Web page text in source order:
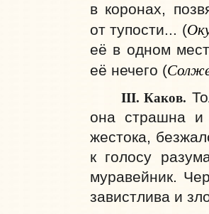
в коронах,
от тупости... (
её в одном
её нечего (
III. Каков.
она страшна и
жестока,
к голосу
муравейник.
завистлива и